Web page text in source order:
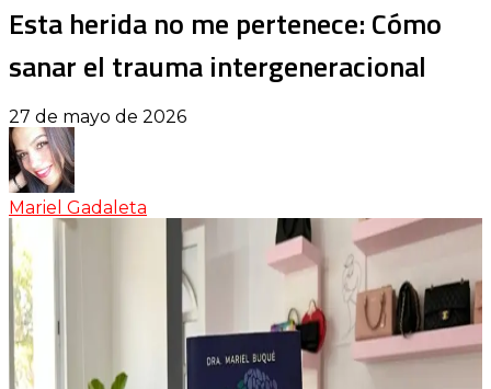
Esta herida no me pertenece: Cómo
sanar el trauma intergeneracional
27 de mayo de 2026
Mariel Gadaleta